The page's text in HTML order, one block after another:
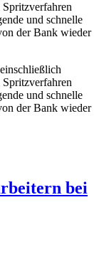
und schnelle
der Bank wieder
und schnelle
der Bank wieder
bei